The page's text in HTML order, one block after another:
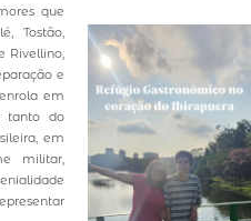
que
Tostão,
Rivellino,
e
em
tanto do
em
militar,